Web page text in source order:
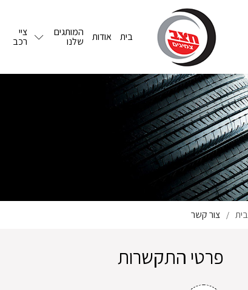
בית אודות המותגים
שלנו
ציי
רכב
בית / צור קשר
פרטי התקשרות